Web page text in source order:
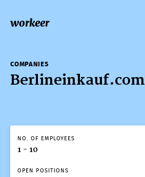
workeer
COMPANIES
Berlineinkauf.com
NO. OF EMPLOYEES
1 - 10
OPEN POSITIONS